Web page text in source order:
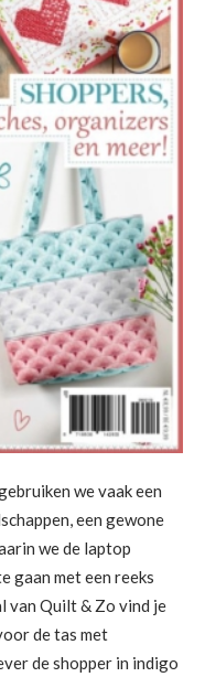
we vaak een
een gewone
we de laptop
gaan met een reeks
van Quilt & Zo vind je
de tas met
de shopper in indigo